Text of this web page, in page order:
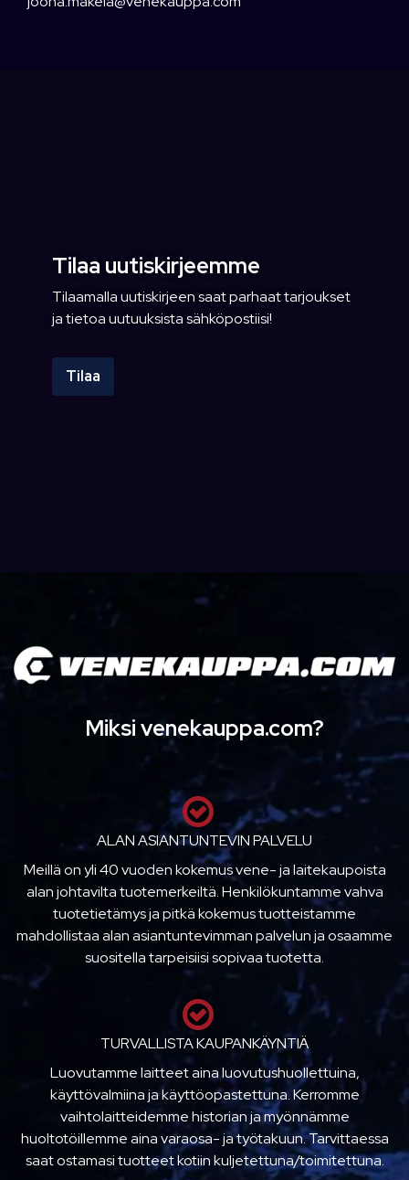
Tilaa uutiskirjeemme
Tilaamalla uutiskirjeen saat parhaat tarjoukset
ja tietoa uutuuksista sähköpostiisi!
Tilaa
Miksi venekauppa.com?
ALAN ASIANTUNTEVIN PALVELU
Meillä on yli 40 vuoden kokemus vene- ja laitekaupoista
alan johtavilta tuotemerkeiltä. Henkilökuntamme vahva
tuotetietämys ja pitkä kokemus tuotteistamme
mahdollistaa alan asiantuntevimman palvelun ja osaamme
suositella tarpeisiisi sopivaa tuotetta.
TURVALLISTA KAUPANKÄYNTIÄ
Luovutamme laitteet aina luovutushuollettuina,
käyttövalmiina ja käyttöopastettuna. Kerromme
vaihtolaitteidemme historian ja myönnämme
huoltotöillemme aina varaosa- ja työtakuun. Tarvittaessa
saat ostamasi tuotteet kotiin kuljetettuna/toimitettuna.